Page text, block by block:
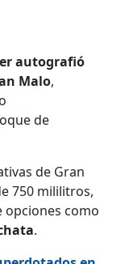
autografió
Malo,
de
de Gran
750 mililitros,
opciones como
.